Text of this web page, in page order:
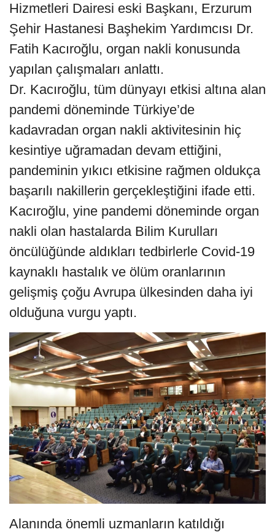
Hizmetleri Dairesi eski Başkanı, Erzurum
Şehir Hastanesi Başhekim Yardımcısı Dr.
Fatih Kacıroğlu, organ nakli konusunda
yapılan çalışmaları anlattı.
Dr. Kacıroğlu, tüm dünyayı etkisi altına alan
pandemi döneminde Türkiye’de
kadavradan organ nakli aktivitesinin hiç
kesintiye uğramadan devam ettiğini,
pandeminin yıkıcı etkisine rağmen oldukça
başarılı nakillerin gerçekleştiğini ifade etti.
Kacıroğlu, yine pandemi döneminde organ
nakli olan hastalarda Bilim Kurulları
öncülüğünde aldıkları tedbirlerle Covid-19
kaynaklı hastalık ve ölüm oranlarının
gelişmiş çoğu Avrupa ülkesinden daha iyi
olduğuna vurgu yaptı.
Alanında önemli uzmanların katıldığı